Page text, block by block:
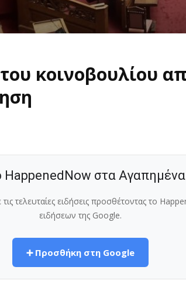
κοινοβουλίου
HappenedNow στα
τελευταίες ειδήσεις προσθέτοντας το
ειδήσεων της Google.
➕ Προσθήκη στη Google